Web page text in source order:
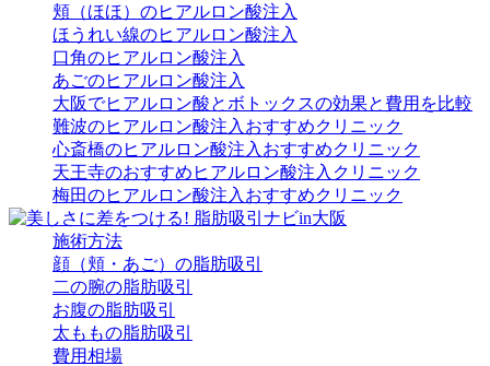
頬（ほほ）のヒアルロン酸注入
ほうれい線のヒアルロン酸注入
口角のヒアルロン酸注入
あごのヒアルロン酸注入
大阪でヒアルロン酸とボトックスの効果と費用を比較
難波のヒアルロン酸注入おすすめクリニック
心斎橋のヒアルロン酸注入おすすめクリニック
天王寺のおすすめヒアルロン酸注入クリニック
梅田のヒアルロン酸注入おすすめクリニック
施術方法
顔（頬・あご）の脂肪吸引
二の腕の脂肪吸引
お腹の脂肪吸引
太ももの脂肪吸引
費用相場